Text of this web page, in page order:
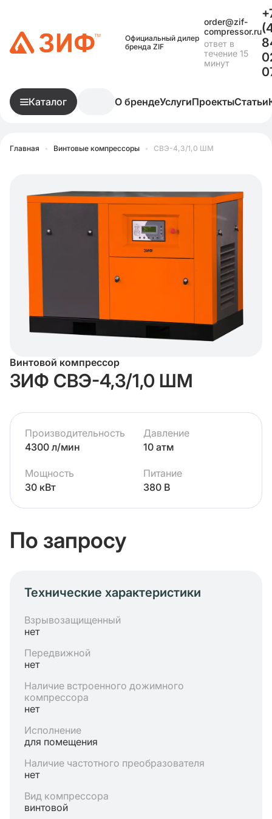
Официальный дилер
бренда ZIF
order@zif-
compressor.ru
ответ в
течение 15
минут
Каталог О брендеУслугиПроектыСтатьи
Главная • Винтовые компрессоры • СВЭ-4,3/1,0 ШМ
Винтовой компрессор
ЗИФ СВЭ-4,3/1,0 ШМ
Производительность
4300 л/мин
Давление
10 атм
Мощность
30 кВт
Питание
380 В
По запросу
Технические характеристики
Взрывозащищенный
нет
Передвижной
нет
Наличие встроенного дожимного
компрессора
нет
Исполнение
для помещения
Наличие частотного преобразователя
нет
Вид компрессора
винтовой